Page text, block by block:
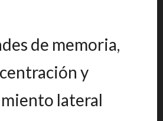
de memoria,
y
lateral